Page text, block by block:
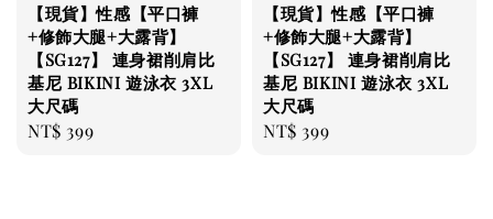
【現貨】性感【平口褲
+修飾大腿+大露背】
【SG127】 連身裙削肩比
基尼 BIKINI 遊泳衣 3XL
大尺碼
Regular
NT$ 399
【現貨】性感【平口褲
+修飾大腿+大露背】
【SG127】 連身裙削肩比
基尼 BIKINI 遊泳衣 3XL
大尺碼
Regular
NT$ 399